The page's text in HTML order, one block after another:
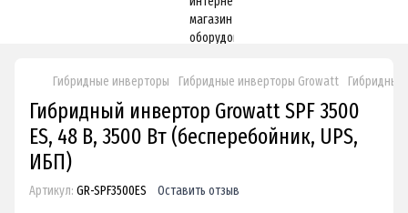
Гибридные инверторы Гибридные инверторы Growatt Гибридный
Гибридный инвертор Growatt SPF 3500
ES, 48 В, 3500 Вт (бесперебойник, UPS,
ИБП)
Артикул: GR-SPF3500ES Оставить отзыв